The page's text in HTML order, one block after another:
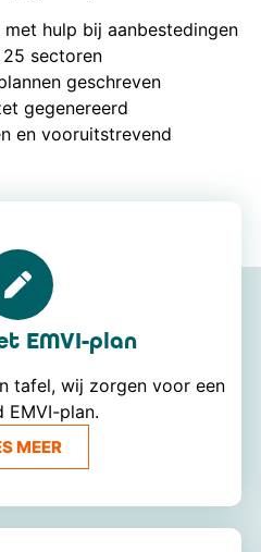
met hulp bij aanbestedingen
sectoren
geschreven
gegenereerd
en vooruitstrevend
EMVI-plan
tafel, wij zorgen voor een
EMVI-plan.
MEER